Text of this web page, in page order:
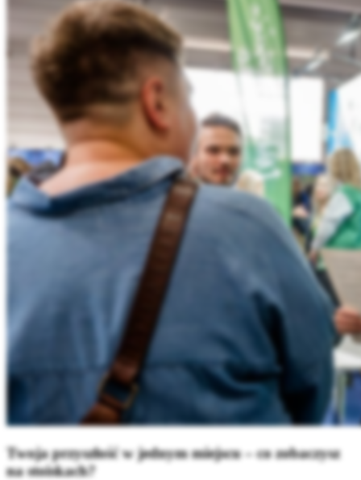
Twoja przyszłość w jednym miejscu – co zobaczysz
na stoiskach?